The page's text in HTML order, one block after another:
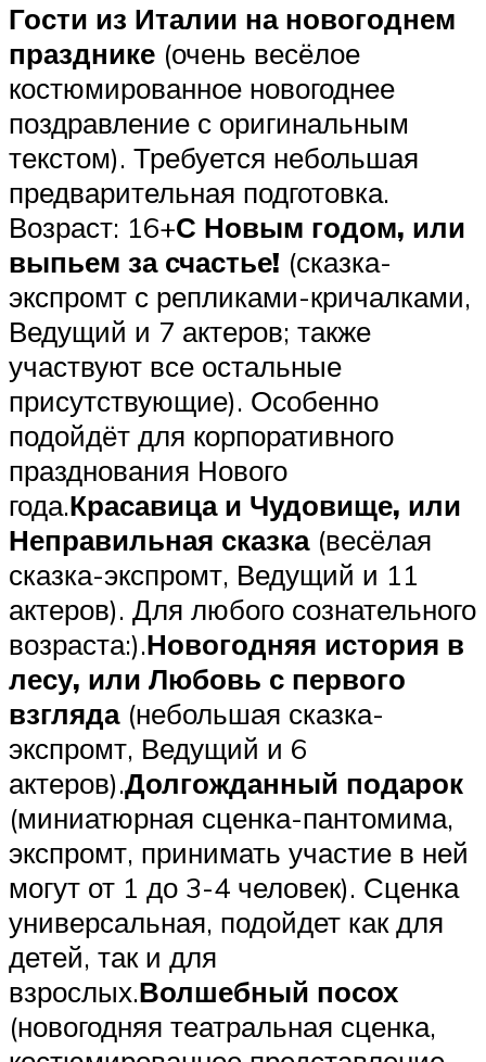
Гости из Италии на новогоднем
празднике (очень весёлое
костюмированное новогоднее
поздравление с оригинальным
текстом). Требуется небольшая
предварительная подготовка.
Возраст: 16+С Новым годом, или
выпьем за счастье! (сказка-
экспромт с репликами-кричалками,
Ведущий и 7 актеров; также
участвуют все остальные
присутствующие). Особенно
подойдёт для корпоративного
празднования Нового
года.Красавица и Чудовище, или
Неправильная сказка(весёлая
сказка-экспромт, Ведущий и 11
актеров). Для любого сознательного
возраста:).Новогодняя история в
лесу, или Любовь с первого
взгляда(небольшая сказка-
экспромт, Ведущий и 6
актеров).Долгожданный подарок
(миниатюрная сценка-пантомима,
экспромт, принимать участие в ней
могут от 1 до 3-4 человек). Сценка
универсальная, подойдет как для
детей, так и для
взрослых.Волшебный посох
(новогодняя театральная сценка,